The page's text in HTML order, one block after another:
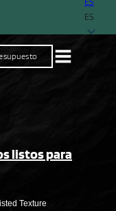
Un proveedor con más
ES
listos para
Texture